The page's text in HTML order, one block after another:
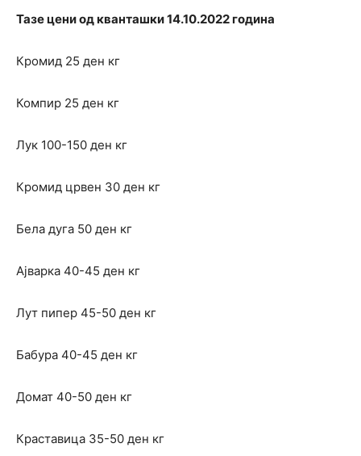
Тазе цени од кванташки 14.10.2022 година
Кромид 25 ден кг
Компир 25 ден кг
Лук 100-150 ден кг
Кромид црвен 30 ден кг
Бела дуга 50 ден кг
Ајварка 40-45 ден кг
Лут пипер 45-50 ден кг
Бабура 40-45 ден кг
Домат 40-50 ден кг
Краставица 35-50 ден кг